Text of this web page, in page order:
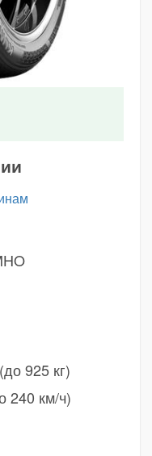
925 кг)
240 км/ч)